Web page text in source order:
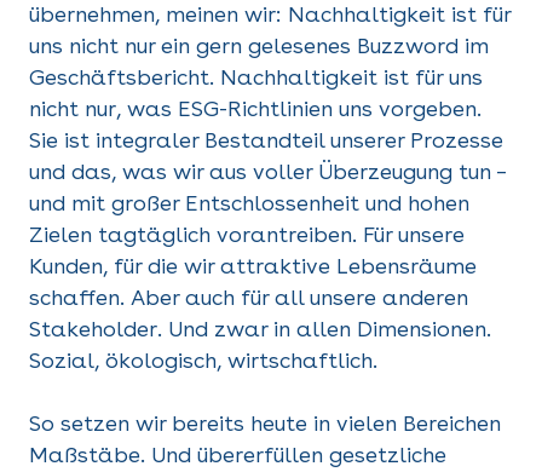
übernehmen, meinen wir: Nachhaltigkeit ist für
uns nicht nur ein gern gelesenes Buzzword im
Geschäftsbericht. Nachhaltigkeit ist für uns
nicht nur, was ESG-Richtlinien uns vorgeben.
Sie ist integraler Bestandteil unserer Prozesse
und das, was wir aus voller Überzeugung tun –
und mit großer Entschlossenheit und hohen
Zielen tagtäglich vorantreiben. Für unsere
Kunden, für die wir attraktive Lebensräume
schaffen. Aber auch für all unsere anderen
Stakeholder. Und zwar in allen Dimensionen.
Sozial, ökologisch, wirtschaftlich.
So setzen wir bereits heute in vielen Bereichen
Maßstäbe. Und übererfüllen gesetzliche